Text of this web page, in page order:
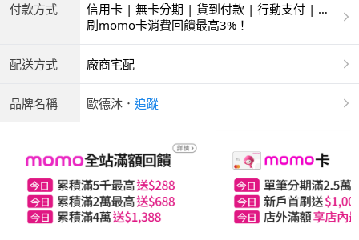
付款方式
信用卡 | 無卡分期 | 貨到付款 | 行動支付 | 超
商付款 | ATM | 銀聯卡
刷momo卡消費回饋最高3%！
配送方式 廠商宅配
品牌名稱 歐德沐 ． 追蹤